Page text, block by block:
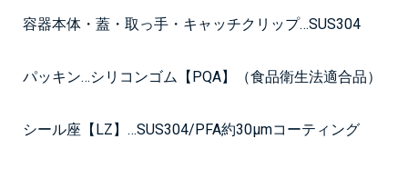
容器本体・蓋・取っ手・キャッチクリップ…SUS304
パッキン…シリコンゴム【PQA】（食品衛生法適合品）
シール座【LZ】…SUS304/PFA約30μmコーティング